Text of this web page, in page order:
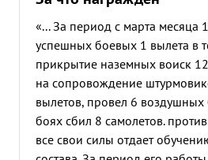
«... За период с марта месяца
успешных боевых 1 вылета в
прикрытие наземных воиск
на сопровождение
вылетов, провел 6
боях сбил 8 самолетов.
все свои силы отдает